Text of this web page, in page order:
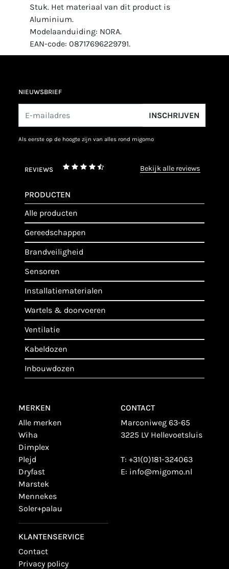
Stuk. Het materiaal van dit product is
Aluminium.
Modelaanduiding: NORA.
EAN-code: 08717696229791.
NIEUWSBRIEF
INSCHRIJVEN
als eerste op de hoogte zijn van alles rond migomo
REVIEWS bekijk alle reviews
PRODUCTEN
alle producten
gereedschappen
brandveiligheid
sensoren
installatiematerialen
wartels & doorvoeren
ventilatie
kabeldozen
inbouwdozen
MERKEN
alle merken
wiha
dimplex
plejd
dryfast
marstek
mennekes
soler+palau
KLANTENSERVICE
contact
privacy policy
CONTACT
Marconiweg 63-65
3225 LV Hellevoetsluis
T: +31(0)181-324063
E: info@migomo.nl